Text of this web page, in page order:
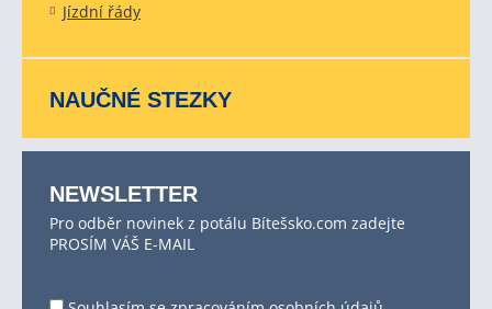
Jízdní řády
NAUČNÉ STEZKY
NEWSLETTER
Pro odběr novinek z potálu Bítešsko.com zadejte
PROSÍM VÁŠ E-MAIL